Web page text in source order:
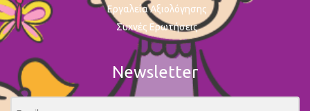
Εργαλεία Αξιολόγησης
Συχνές Ερωτήσεις
Newsletter